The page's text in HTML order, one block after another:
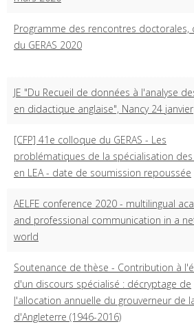
Programme des rencontres doctorales,
du GERAS 2020
JE "Du Recueil de données à l'analyse
en didactique anglaise", Nancy 24 janvier
[CFP] 41e colloque du GERAS - Les
problématiques de la spécialisation des
en LEA - date de soumission repoussée
AELFE conference 2020 - multilingual
and professional communication in a
world
Soutenance de thèse - Contribution à
d'un discours spécialisé : décryptage de
l'allocation annuelle du grouverneur de
d'Angleterre (1946-2016)